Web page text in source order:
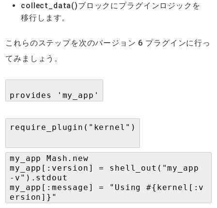
collect_data()ブロックにプラグインロジックを
移行します。
これらのステップを次のバージョン 6 プラグインに行っ
てみましょう。
provides 'my_app'
require_plugin("kernel")
my_app Mash.new
my_app[:version] = shell_out("my_app
-v").stdout
my_app[:message] = "Using #{kernel[:v
ersion]}"